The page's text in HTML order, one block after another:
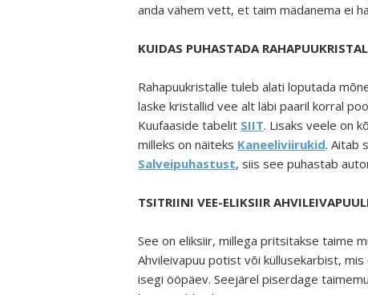
anda vähem vett, et taim mädanema ei
KUIDAS PUHASTADA
Rahapuukristalle tuleb alati loputada
laske kristallid vee alt läbi paaril korral
Kuufaaside tabelit SIIT. Lisaks veele on
milleks on näiteks Kaneeliviirukid. Aitab
Salveipuhastust, siis see puhastab
TSITRIINI VEE-ELIKSIIR
See on eliksiir, millega pritsitakse taime
Ahvileivapuu potist või küllusekarbist,
isegi ööpäev. Seejärel piserdage